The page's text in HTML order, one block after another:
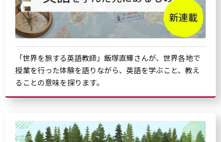
「世界を旅する英語教師」飯塚直輝さんが、世界各地で
授業を行った体験を語りながら、英語を学ぶこと、教え
ることの意味を探ります。